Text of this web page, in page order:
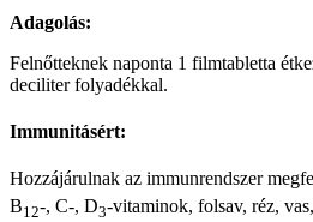
Adagolás:
Felnőtteknek naponta 1 filmtabletta
deciliter folyadékkal.
Immunitásért:
Hozzájárulnak az immunrendszer
B12-, C-, D3-vitaminok, folsav, réz,